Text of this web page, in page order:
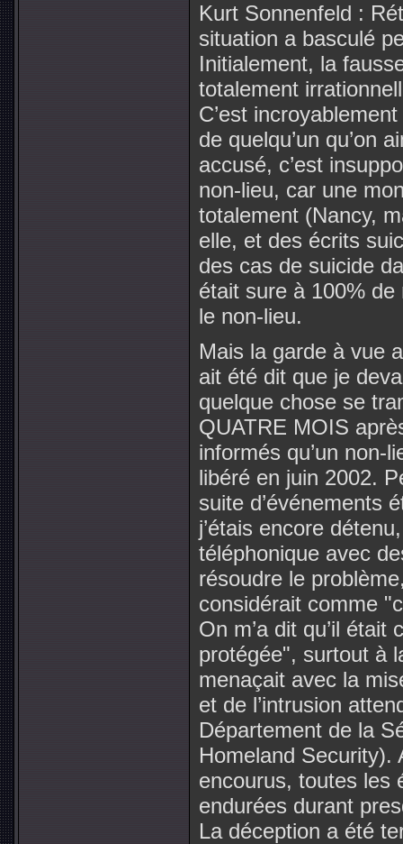
Kurt Sonnenfeld :
situation a basculé
Initialement, la
totalement
C’est
de quelqu’un qu’on
accusé, c’est
non-lieu, car une
totalement (Nancy,
elle, et des écrits
des cas de suicide
était sure à 100%
le non-lieu.
Mais la garde à vue
ait été dit que je
quelque chose se
QUATRE MOIS
informés qu’un non-
libéré en juin 2002.
suite d’événements
j’étais encore
téléphonique avec
résoudre le
considérait comme
On m’a dit qu’il était
protégée", surtout à
menaçait avec la
et de l’intrusion
Département de la
Homeland Security).
encourus, toutes les
endurées durant
La déception a été